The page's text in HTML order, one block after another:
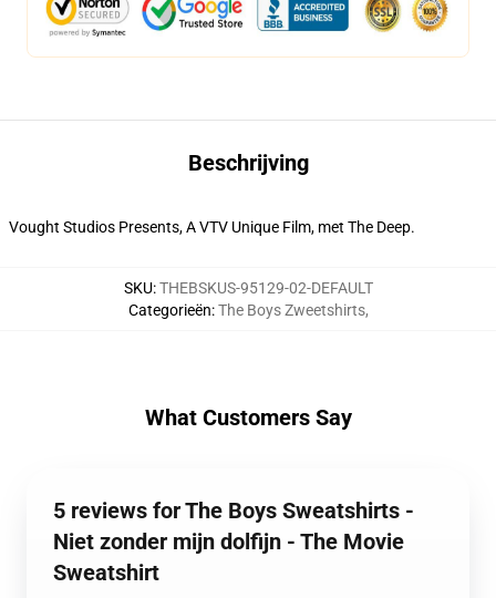
Beschrijving
Vought Studios Presents, A VTV Unique Film, met The Deep.
SKU:THEBSKUS-95129-02-DEFAULT
Categorieën:The Boys Zweetshirts,
What Customers Say
5 reviews for The Boys Sweatshirts -
Niet zonder mijn dolfijn - The Movie
Sweatshirt